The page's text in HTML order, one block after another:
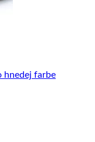
hnedej farbe